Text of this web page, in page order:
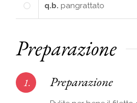
q.b. pangrattato
Preparazione
1. Preparazione